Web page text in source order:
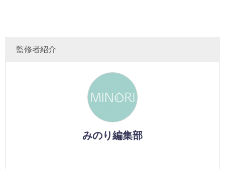
監修者紹介
みのり編集部